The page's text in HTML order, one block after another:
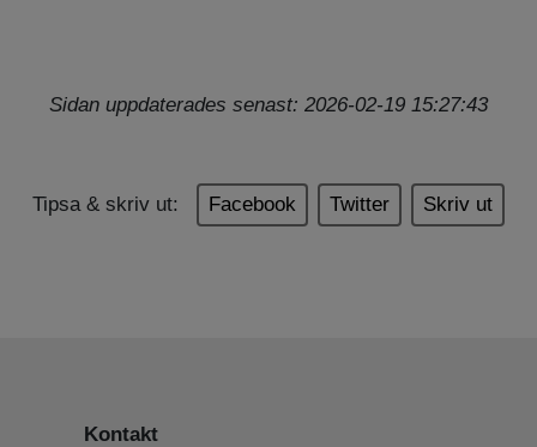
Sidan uppdaterades senast: 2026-02-19 15:27:43
Tipsa & skriv ut: Facebook Twitter Skriv ut
Kontakt